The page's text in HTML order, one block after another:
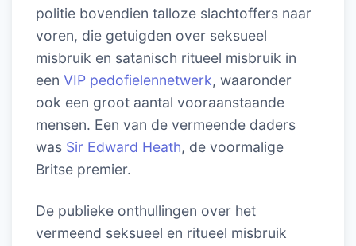
politie bovendien talloze slachtoffers naar
voren, die getuigden over seksueel
misbruik en satanisch ritueel misbruik in
een VIP pedofielennetwerk, waaronder
ook een groot aantal vooraanstaande
mensen. Een van de vermeende daders
was Sir Edward Heath, de voormalige
Britse premier.
De publieke onthullingen over het
vermeend seksueel en ritueel misbruik